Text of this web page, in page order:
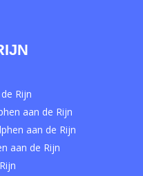
Rijn
aan de Rijn
aan de Rijn
aan de Rijn